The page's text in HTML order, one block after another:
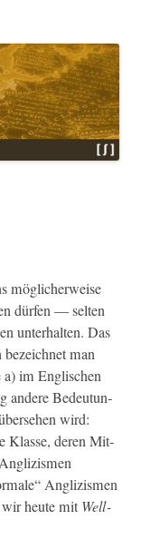
möglicher­weise
dür­fen — sel­ten
unter­hal­ten. Das
man
a) im Englis­chen
andere Bedeu­tun­
wird:
Klasse, deren Mit­
Anglizis­men
heute mitWell­